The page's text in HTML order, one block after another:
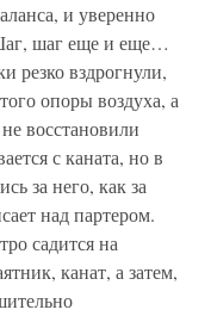
и уверенно
шаг еще и еще…
резко вздрогнули,
опоры воздуха, а
восстановили
с каната, но в
за него, как за
над партером.
садится на
канат, а затем,